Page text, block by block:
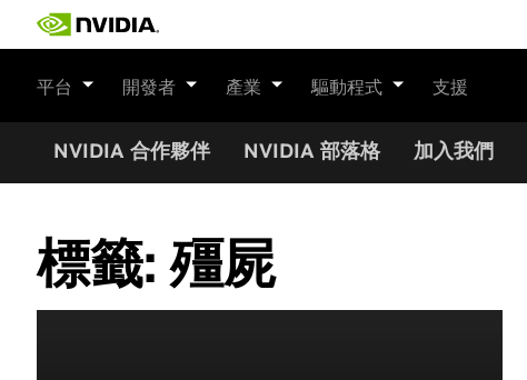
平台 開發者 產業 驅動程式 支援
NVIDIA 合作夥伴 NVIDIA 部落格 加入我們
標籤:殭屍